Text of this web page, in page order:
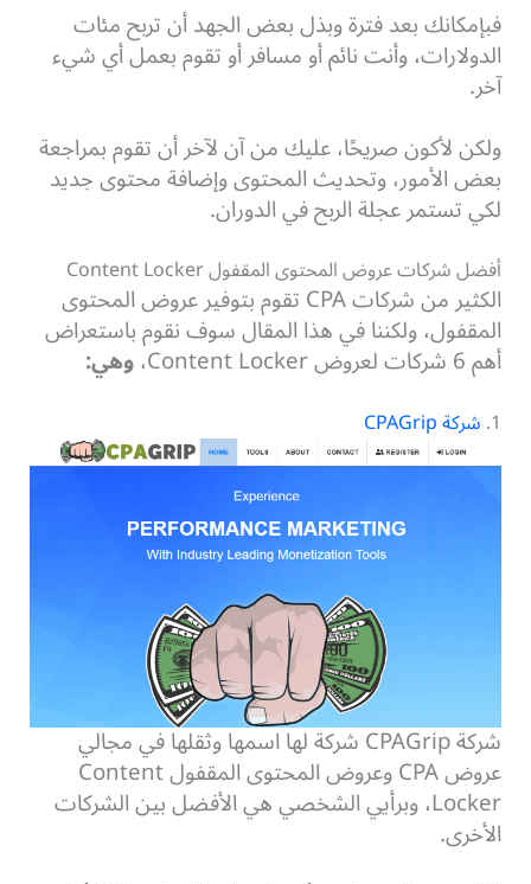
فبإمكانك بعد فترة وبذل بعض الجهد أن تربح مئات
الدولارات، وأنت نائم أو مسافر أو تقوم بعمل أي شيء
آخر.
ولكن لأكون صريحًا، عليك من آن لآخر أن تقوم بمراجعة
بعض الأمور، وتحديث المحتوى وإضافة محتوى جديد
لكي تستمر عجلة الربح في الدوران.
أفضل شركات عروض المحتوى المقفول Content Locker
الكثير من شركات CPA تقوم بتوفير عروض المحتوى
المقفول، ولكننا في هذا المقال سوف نقوم باستعراض
أهم 6 شركات لعروض Content Locker، وهي:
1. شركة CPAGrip
شركة CPAGrip شركة لها اسمها وثقلها في مجالي
عروض CPA وعروض المحتوى المقفول Content
Locker، وبرأيي الشخصي هي الأفضل بين الشركات
الأخرى.